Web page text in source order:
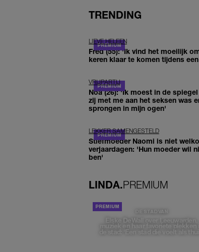
TRENDING
LIEVE HELEEN
Fred (55): 'Ik vind het moeilijk
keren klaar te komen tijdens
VRIJPARTIJ
Noa (26): 'Ik moest in de
zij met me aan het seksen was
sprongen in mijn ogen'
LEKKER SAMENGESTELD
Stiefmoeder Naomi is niet
verjaardagen: 'Hun moeder wil
ben'
LINDA.PREMIUM
DE STAD VAN
Elske DeWall over Leeuwarden,
muziek en haar favoriete plekken in
de stad: 'Een stad die voelt als